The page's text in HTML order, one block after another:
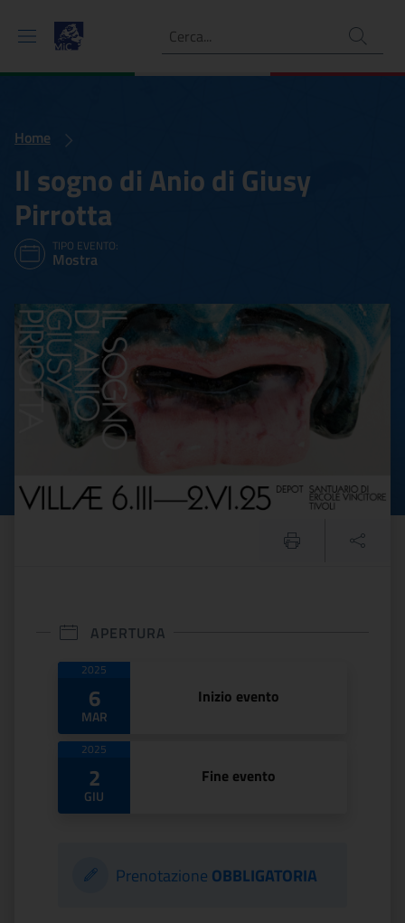
Ricerca
Home
Il sogno di Anio di Giusy
Pirrotta
TIPO EVENTO:
Mostra
Il sogno di Anio di Giusy
APERTURA
Date di apertura
2025
6
MAR
Inizio evento
2025
2
GIU
Fine evento
Prenotazione OBBLIGATORIA